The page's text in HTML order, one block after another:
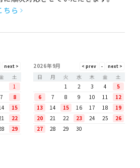
ちら
土
1
7
8
15
22
29
2026年9月
日
月 火 水 木 金
土
1
2 3 4
5
6
7 8 9 10 11
12
13
14 15 16 17 18
19
20
21 22 23 24 25
26
27
28 29 30